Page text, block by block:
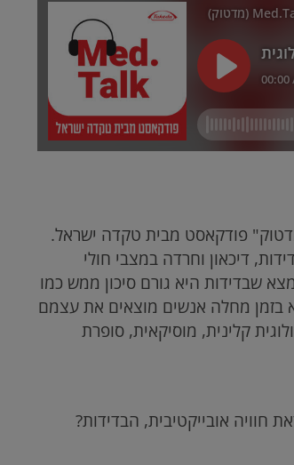
פודקאסט מבית טקדה ישראל.
דיכאון וחרדה במצבי חולי
שבדידות היא גורם סיכון ממש כמו
בזמן מחלה אנשים מוצאים את עצמם
קלינית, מוסיקאית, סופרת
חוויה אובייקטיבית, הבדידות?